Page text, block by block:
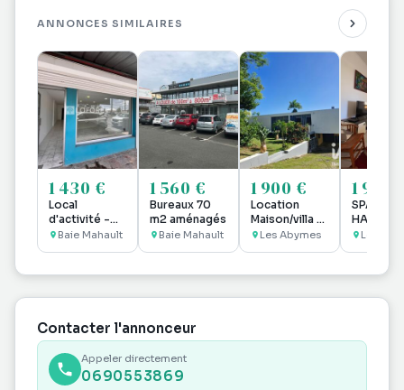
IMMEUBLE ENTRE DEUX MERS - MOUDONG SUD
- ZI JARRY - 97122 BAIE MAHAULT
ANNONCES SIMILAIRES
1 430 €
Local
d'activité -
Baie Mahault -
Baie Mahault
1 560 €
Bureaux 70
m2 aménagés
Baie Mahault
1 900 €
Location
Maison/villa 5
pièces
Les Abymes
1 950
HAUT DE
VILLA
PRIVEE
Le
Contacter l'annonceur
Appeler directement
0690553869